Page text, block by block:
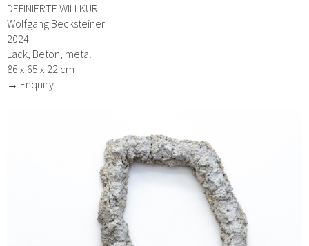
DEFINIERTE WILLKÜR
Wolfgang Becksteiner
2024
Lack, Beton, metal
86 x 65 x 22 cm
→ Enquiry